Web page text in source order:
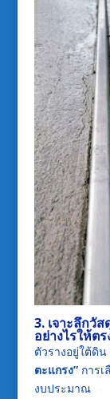
3. เจาะลึกวัส
อย่างไรให้ต
ตัวรางอยู่ใต้ดิ
ตะแกรง”การเ
งบประมาณ